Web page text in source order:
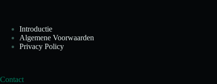
Introductie
Algemene Voorwaarden
Privacy Policy
Contact